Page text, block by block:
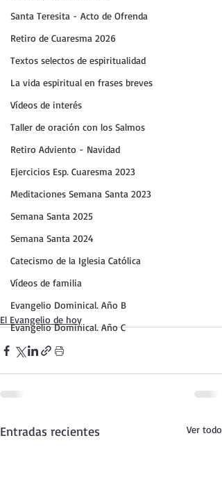
Santa Teresita - Acto de Ofrenda
Retiro de Cuaresma 2026
Textos selectos de espiritualidad
La vida espiritual en frases breves
Vídeos de interés
Taller de oración con los Salmos
Retiro Adviento - Navidad
Ejercicios Esp. Cuaresma 2023
Meditaciones Semana Santa 2023
Semana Santa 2025
Semana Santa 2024
Catecismo de la Iglesia Católica
Vídeos de familia
Evangelio Dominical. Año B
Evangelio Dominical. Año C
El Evangelio de hoy
Entradas recientes Ver todo